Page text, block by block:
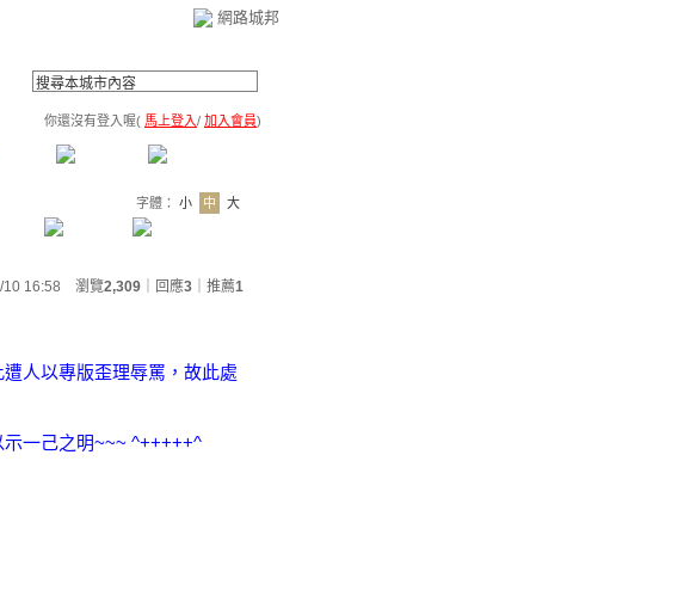
網路城邦
你還沒有登入喔( 馬上登入/ 加入會員)
區 訪客簿 市政中心
字體： 小 中
大
10 16:58 瀏覽2,309 ｜回應3 推薦1
人以專版歪理辱罵，故此處
一己之明~~~ ^+++++^